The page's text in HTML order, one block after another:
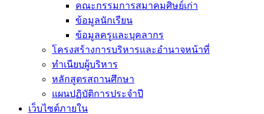
คณะกรรมการสมาคมศิษย์เก่า
ข้อมูลนักเรียน
ข้อมูลครูและบุคลากร
โครงสร้างการบริหารและอำนาจหน้าที่
ทำเนียบผู้บริหาร
หลักสูตรสถานศึกษา
แผนปฏิบัติการประจำปี
เว็บไซต์ภายใน